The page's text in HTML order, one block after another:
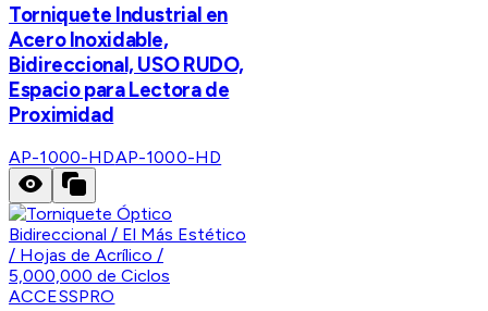
Torniquete Industrial en
Acero Inoxidable,
Bidireccional, USO RUDO,
Espacio para Lectora de
Proximidad
AP-1000-HDAP-1000-HD
ACCESSPRO